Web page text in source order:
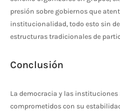
presión sobre gobiernos que
institucionalidad, todo esto sin
estructuras tradicionales de
Conclusión
La democracia y las
comprometidos con su